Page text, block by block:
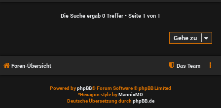
Die Suche ergab 0 Treffer • Seite 1 von 1
Gehe zu
Foren-Übersicht Das Team
Powered byphpBB® Forum Software © phpBB Limited
*Hexagon style byMannixMD
Deutsche Übersetzung durchphpBB.de